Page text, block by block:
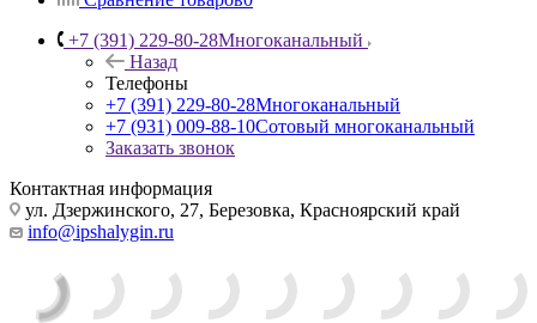
Личный кабинет
Корзина0
Отложенные0
Сравнение товаров
+7 (391) 229-80-28
Назад
Телефоны
+7 (391) 229-80-28
+7 (931) 009-88-10
Сотовый многоканальный
Заказать звонок